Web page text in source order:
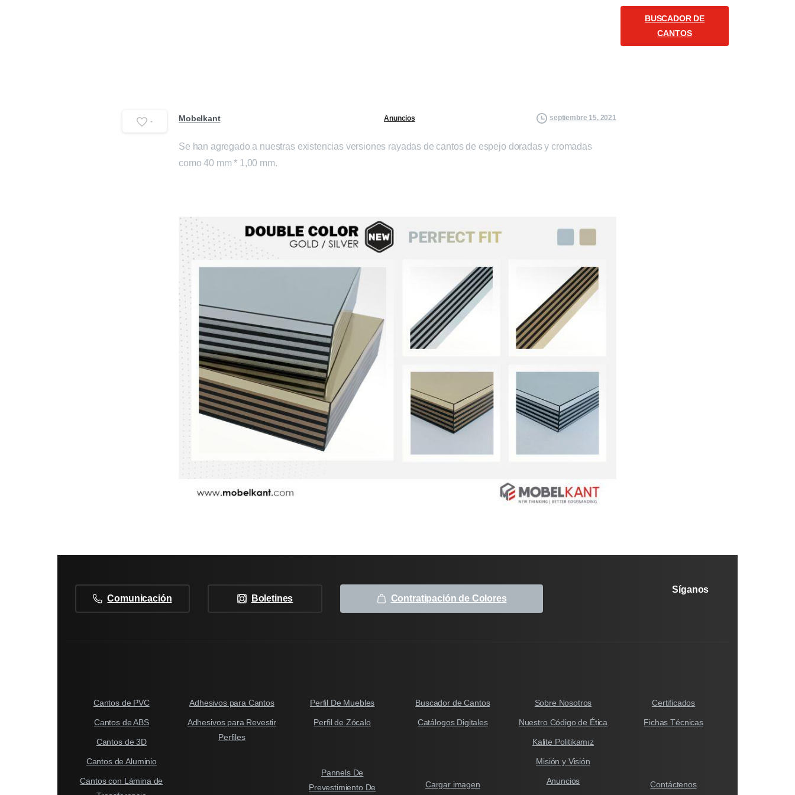
BUSCADOR DE
CANTOS
- Mobelkant Anuncios septiembre 15, 2021
Se han agregado a nuestras existencias versiones rayadas de cantos de espejo doradas y cromadas
como 40 mm * 1,00 mm.
Comunicación Boletines Contratipación de Colores
Síganos
Cantos de PVC
Cantos de ABS
Cantos de 3D
Cantos de Aluminio
Cantos con Lámina de
Adhesivos para Cantos
Adhesivos para Revestir
Perfiles
Perfil De Muebles
Perfil de Zócalo
Pannels De
Prevestimiento De
Buscador de Cantos
Catálogos Digitales
Cargar imagen
Sobre Nosotros
Nuestro Código de Ética
Kalite Politikamız
Misión y Visión
Anuncios
Certificados
Fichas Técnicas
Contáctenos